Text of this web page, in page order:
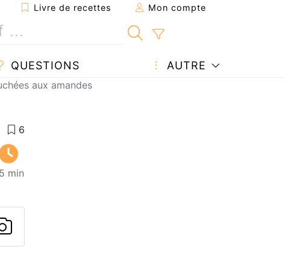
Livre de recettes Mon compte
QUESTIONS AUTRE
aux amandes
min
à un ami
page
une question à l'auteur
Publier votre photo de cette